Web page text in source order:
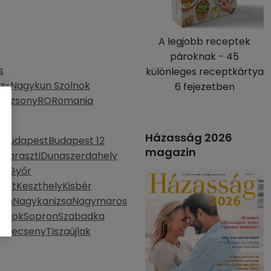
Nagykun Szolnok
PozsonyRORomania
BudapestBudapest 12
Dunaszerdahely
Győr
KeszthelyKisbér
NagykanizsaNagymaros
SopronSzabadka
Tiszaújlak
A legjobb receptek
pároknak - 45
különleges receptkártya
6 fejezetben
Házasság 2026
magazin